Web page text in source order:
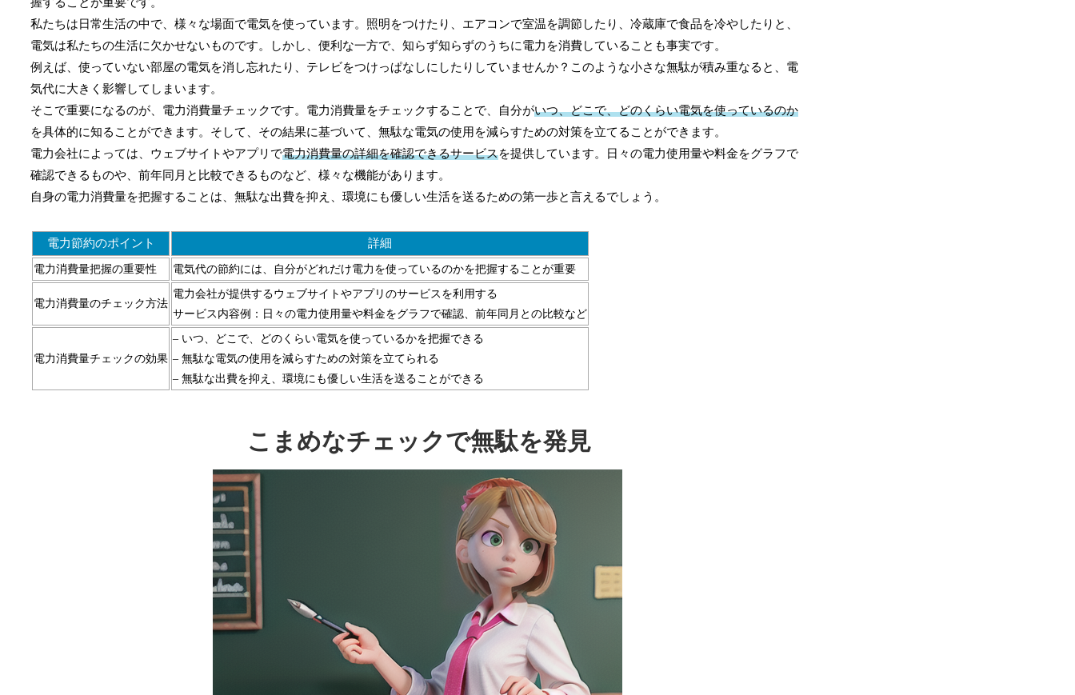
私たちは日常生活の中で、様々な場面で電気を使っています。照明をつけたり、エアコンで室温を調節したり、冷蔵庫で食品を冷やしたりと、
電気は私たちの生活に欠かせないものです。しかし、便利な一方で、知らず知らずのうちに電力を消費していることも事実です。
例えば、使っていない部屋の電気を消し忘れたり、テレビをつけっぱなしにしたりしていませんか？このような小さな無駄が積み重なると、電
気代に大きく影響してしまいます。
そこで重要になるのが、電力消費量チェックです。電力消費量をチェックすることで、自分がいつ、どこで、どのくらい電気を使っているのか
を具体的に知ることができます。そして、その結果に基づいて、無駄な電気の使用を減らすための対策を立てることができます。
電力会社によっては、ウェブサイトやアプリで電力消費量の詳細を確認できるサービスを提供しています。日々の電力使用量や料金をグラフで
確認できるものや、前年同月と比較できるものなど、様々な機能があります。
自身の電力消費量を把握することは、無駄な出費を抑え、環境にも優しい生活を送るための第一歩と言えるでしょう。
電力節約のポイント 詳細
電力消費量把握の重要性 電気代の節約には、自分がどれだけ電力を使っているのかを把握することが重要
電力消費量のチェック方法
電力会社が提供するウェブサイトやアプリのサービスを利用する
サービス内容例：日々の電力使用量や料金をグラフで確認、前年同月との比較など
電力消費量チェックの効果
– いつ、どこで、どのくらい電気を使っているかを把握できる
– 無駄な電気の使用を減らすための対策を立てられる
– 無駄な出費を抑え、環境にも優しい生活を送ることができる
こまめなチェックで無駄を発見